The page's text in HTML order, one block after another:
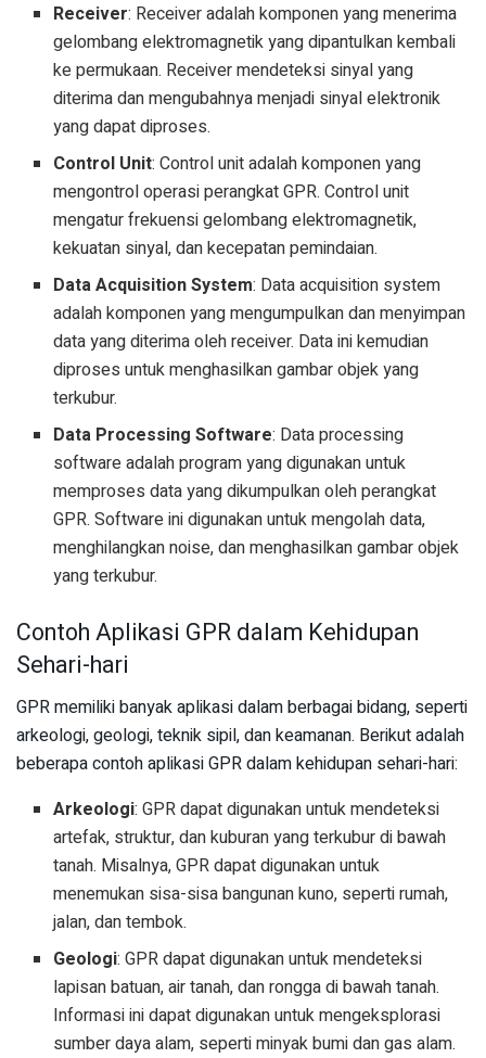
Receiver: Receiver adalah komponen yang menerima
gelombang elektromagnetik yang dipantulkan kembali
ke permukaan. Receiver mendeteksi sinyal yang
diterima dan mengubahnya menjadi sinyal elektronik
yang dapat diproses.
Control Unit: Control unit adalah komponen yang
mengontrol operasi perangkat GPR. Control unit
mengatur frekuensi gelombang elektromagnetik,
kekuatan sinyal, dan kecepatan pemindaian.
Data Acquisition System: Data acquisition system
adalah komponen yang mengumpulkan dan menyimpan
data yang diterima oleh receiver. Data ini kemudian
diproses untuk menghasilkan gambar objek yang
terkubur.
Data Processing Software: Data processing
software adalah program yang digunakan untuk
memproses data yang dikumpulkan oleh perangkat
GPR. Software ini digunakan untuk mengolah data,
menghilangkan noise, dan menghasilkan gambar objek
yang terkubur.
Contoh Aplikasi GPR dalam Kehidupan
Sehari-hari
GPR memiliki banyak aplikasi dalam berbagai bidang, seperti
arkeologi, geologi, teknik sipil, dan keamanan. Berikut adalah
beberapa contoh aplikasi GPR dalam kehidupan sehari-hari:
Arkeologi: GPR dapat digunakan untuk mendeteksi
artefak, struktur, dan kuburan yang terkubur di bawah
tanah. Misalnya, GPR dapat digunakan untuk
menemukan sisa-sisa bangunan kuno, seperti rumah,
jalan, dan tembok.
Geologi: GPR dapat digunakan untuk mendeteksi
lapisan batuan, air tanah, dan rongga di bawah tanah.
Informasi ini dapat digunakan untuk mengeksplorasi
sumber daya alam, seperti minyak bumi dan gas alam.